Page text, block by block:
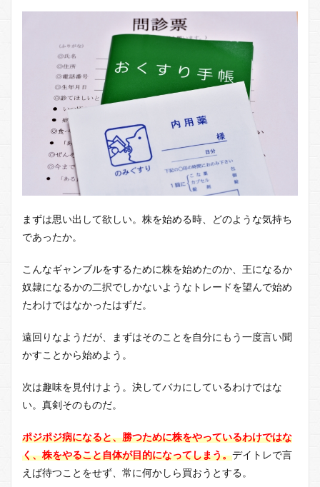
まずは思い出して欲しい。株を始める時、どのような気持ち
であったか。
こんなギャンブルをするために株を始めたのか、王になるか
奴隷になるかの二択でしかないようなトレードを望んで始め
たわけではなかったはずだ。
遠回りなようだが、まずはそのことを自分にもう一度言い聞
かすことから始めよう。
次は趣味を見付けよう。決してバカにしているわけではな
い。真剣そのものだ。
ポジポジ病になると、勝つために株をやっているわけではな
く、株をやること自体が目的になってしまう。デイトレで言
えば待つことをせず、常に何かしら買おうとする。